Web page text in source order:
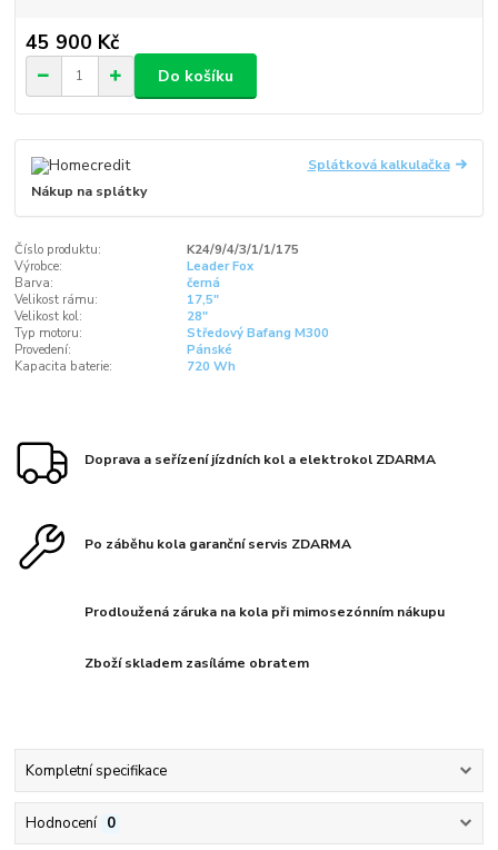
45 900 Kč
Do košíku
Splátková kalkulačka
Nákup na splátky
Číslo produktu:
K24/9/4/3/1/1/175
Výrobce:
Leader Fox
Barva:
černá
Velikost rámu:
17,5"
Velikost kol:
28"
Typ motoru:
Středový Bafang M300
Provedení:
Pánské
Kapacita baterie:
720 Wh
Doprava a seřízení jízdních kol a elektrokol ZDARMA
Po záběhu kola garanční servis ZDARMA
Prodloužená záruka na kola při mimosezónním nákupu
Zboží skladem zasíláme obratem
Kompletní specifikace
Hodnocení 0